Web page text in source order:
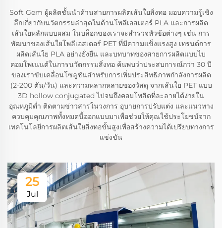
Soft Gem ผู้ผลิตชั้นนำด้านสายการผลิตเส้นใยสิ่งทอ มอบความรู้เชิง
ลึกเกี่ยวกับนวัตกรรมล่าสุดในด้านโพลีเอสเตอร์ PLA และการผลิต
เส้นใยหลักแบบผสม ในบล็อกของเราจะสำรวจหัวข้อต่างๆ เช่น การ
พัฒนาของเส้นใยโพลีเอสเตอร์ PET ที่มีความแข็งแรงสูง เทรนด์การ
ผลิตเส้นใย PLA อย่างยั่งยืน และบทบาทของสายการผลิตแบบไบ
คอมโพเนนต์ในการนวัตกรรมสิ่งทอ ค้นพบว่าประสบการณ์กว่า 30 ปี
ของเราขับเคลื่อนโซลูชันสำหรับการเพิ่มประสิทธิภาพกำลังการผลิต
(2-200 ตัน/วัน) และความหลากหลายของวัสดุ จากเส้นใย PET แบบ
3D hollow conjugated ไปจนถึงคอมโพสิตที่ละลายได้ง่ายใน
อุณหภูมิต่ำ ติดตามข่าวสารในวงการ อุบายการปรับแต่ง และแนวทาง
ควบคุมคุณภาพทั้งหมดนี้ออกแบบมาเพื่อช่วยให้คุณใช้ประโยชน์จาก
เทคโนโลยีการผลิตเส้นใยสิ่งทอขั้นสูงเพื่อสร้างความได้เปรียบทางการ
แข่งขัน
25
Jul